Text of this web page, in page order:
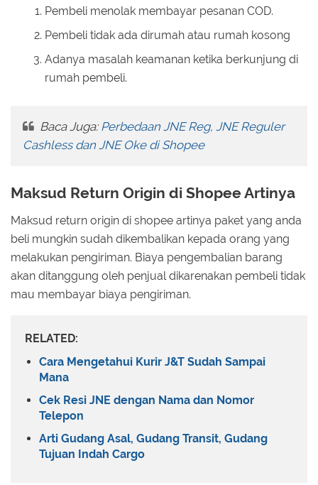
Pembeli menolak membayar pesanan COD.
Pembeli tidak ada dirumah atau rumah kosong
Adanya masalah keamanan ketika berkunjung di
rumah pembeli.
Baca Juga: Perbedaan JNE Reg, JNE Reguler
Cashless dan JNE Oke di Shopee
Maksud Return Origin di Shopee Artinya
Maksud return origin di shopee artinya paket yang anda
beli mungkin sudah dikembalikan kepada orang yang
melakukan pengiriman. Biaya pengembalian barang
akan ditanggung oleh penjual dikarenakan pembeli tidak
mau membayar biaya pengiriman.
RELATED:
Cara Mengetahui Kurir J&T Sudah Sampai
Mana
Cek Resi JNE dengan Nama dan Nomor
Telepon
Arti Gudang Asal, Gudang Transit, Gudang
Tujuan Indah Cargo